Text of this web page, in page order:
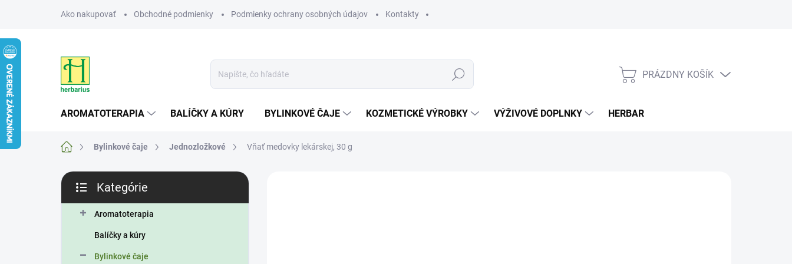
Ako nakupovať Obchodné podmienky Podmienky ochrany osobných údajov Kontakty
Hľadať
NÁKUPNÝ
PRÁZDNY KOŠÍK
AROMATOTERAPIA BALÍČKY A KÚRY BYLINKOVÉ ČAJE KOZMETICKÉ VÝROBKY VÝŽIVOVÉ DOPLNKY HERBAR
DomovBylinkové čaje Jednozložkové Vňať medovky lekárskej, 30 g
B
č
kategórie
Kategórie
Aromatoterapia
Balíčky a kúry
Bylinkové čaje